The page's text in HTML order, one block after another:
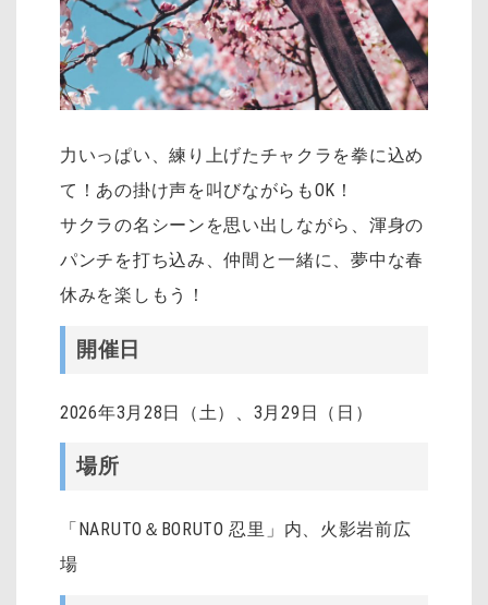
力いっぱい、練り上げたチャクラを拳に込め
て！あの掛け声を叫びながらもOK！
サクラの名シーンを思い出しながら、渾身の
パンチを打ち込み、仲間と一緒に、夢中な春
休みを楽しもう！
開催日
2026年3月28日（土）、3月29日（日）
場所
「NARUTO＆BORUTO 忍里」内、火影岩前広
場